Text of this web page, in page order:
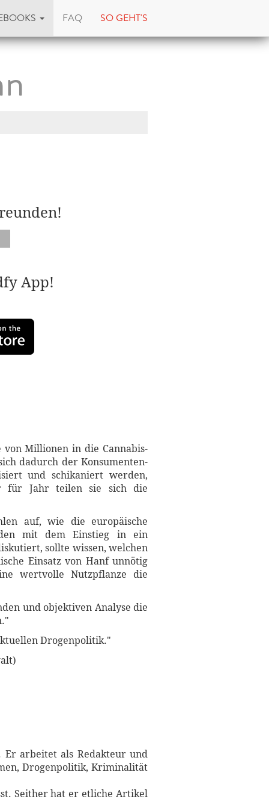
FAQ SO GEHT'S
App!
Millionen in die Cannabis-
dadurch der Konsumenten-
und schikaniert werden,
für Jahr teilen sie sich die
auf, wie die europäische
mit dem Einstieg in ein
sollte wissen, welchen
Einsatz von Hanf unnötig
wertvolle Nutzpflanze die
und objektiven Analyse die
Drogenpolitik."
Er arbeitet als Redakteur und
Drogenpolitik, Kriminalität
Seither hat er etliche Artikel